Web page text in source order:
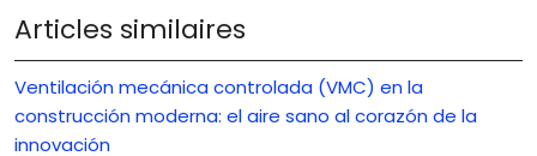
Articles similaires
Ventilación mecánica controlada (VMC) en la
construcción moderna: el aire sano al corazón de la
innovación